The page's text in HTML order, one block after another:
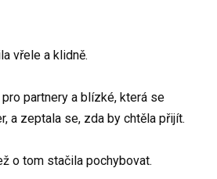
vřele a klidně.
partnery a blízké, která se
a zeptala se, zda by chtěla přijít.
o tom stačila pochybovat.